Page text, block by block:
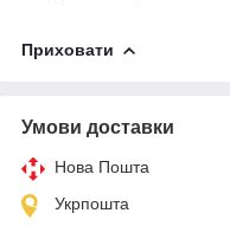
Приховати
Умови доставки
Нова Пошта
Укрпошта